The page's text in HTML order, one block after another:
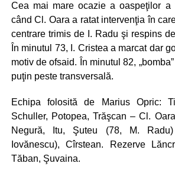
Cea mai mare ocazie a oaspeţilor a
când Cl. Oara a ratat intervenţia în
centrare trimis de I. Radu şi respins
În minutul 73, I. Cristea a marcat dar
motiv de ofsaid. În minutul 82,
puţin peste transversală.
Echipa folosită de Marius Opric:
Schuller, Potopea, Trăşcan – Cl.
Negură, Itu, Şuteu (78, M.
Iovănescu), Cîrstean. Rezerve
Tăban, Şuvaina.